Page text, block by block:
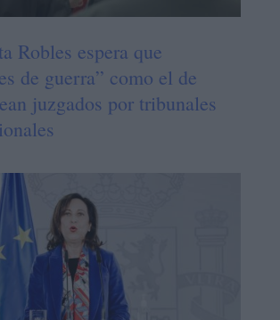
Robles espera que
de guerra” como el de
juzgados por tribunales